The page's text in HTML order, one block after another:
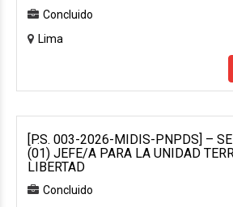
Concluido
Lima
[P.S. 003-2026-MIDIS-PNPDS] –
(01) JEFE/A PARA LA UNIDAD
LIBERTAD
Concluido